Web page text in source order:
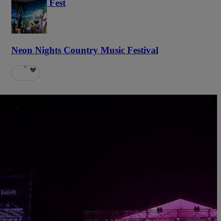
Haunted Fest
59
Neon Nights Country Music Festival
6